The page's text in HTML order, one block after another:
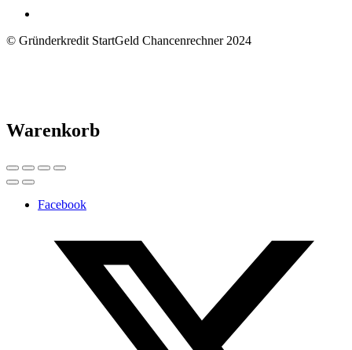
© Gründerkredit StartGeld Chancenrechner 2024
Warenkorb
Facebook